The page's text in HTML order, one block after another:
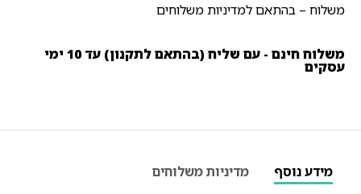
משלוח – בהתאם למדיניות משלוחים
משלוח חינם - עם שליח (בהתאם לתקנון) עד 10 ימי
עסקים
מידע נוסף מדיניות משלוחים